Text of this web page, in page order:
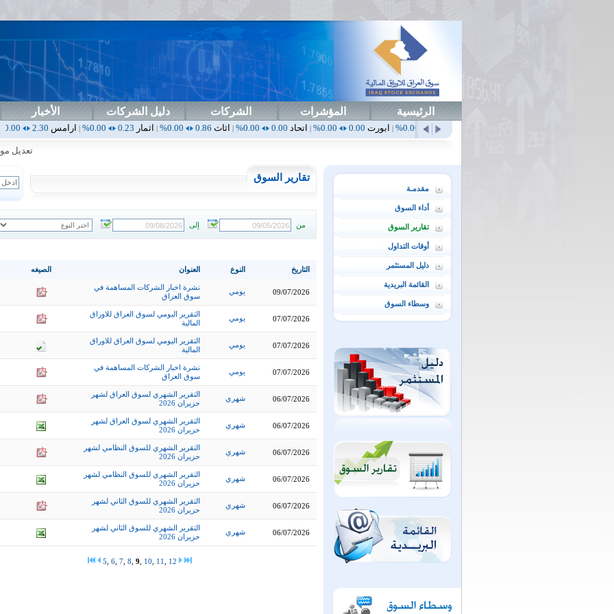
الرئيسية المؤشرات الشركات دليل الشركات الأخبار
ابورت 0.00%
|اتحاد0.00
0.00%
|اثاث0.86
0.00%
|اثمار0.23
0.00%
|ارامس2.30
0.00%
|اربيل0.00
تعديل موعد آخر
مقدمـة
أداء السوق
تقارير السوق
أوقات التداول
دليل المستثمر
القائمة البريدية
وسطاء السوق
تقارير السوق
من إلى
الصيغه العنوان النوع التاريخ
نشرة اخبار الشركات المساهمة في
سوق العراق
يومي 09/07/2026
التقرير اليومي لسوق العراق للاوراق
المالية
يومي 07/07/2026
التقرير اليومي لسوق العراق للاوراق
المالية
يومي 07/07/2026
نشرة اخبار الشركات المساهمة في
سوق العراق
يومي 07/07/2026
التقرير الشهري لسوق العراق لشهر
حزيران 2026
شهري 06/07/2026
التقرير الشهري لسوق العراق لشهر
حزيران 2026
شهري 06/07/2026
التقرير الشهري للسوق النظامي لشهر
حزيران 2026
شهري 06/07/2026
التقرير الشهري للسوق النظامي لشهر
حزيران 2026
شهري 06/07/2026
التقرير الشهري للسوق الثاني لشهر
حزيران 2026
شهري 06/07/2026
التقرير الشهري للسوق الثاني لشهر
حزيران 2026
شهري 06/07/2026
5 6 7 8 9 10 11 12